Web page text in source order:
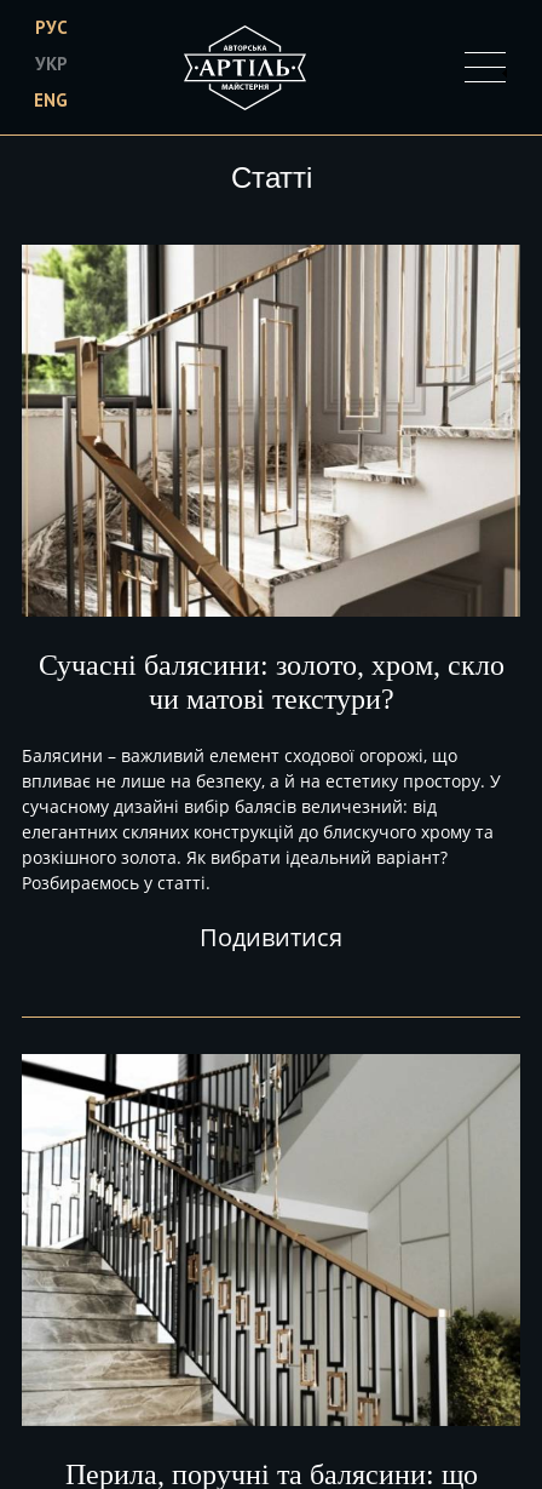
РУС
УКР
ENG
Статті
Сучасні балясини: золото, хром, скло
чи матові текстури?
Балясини – важливий елемент сходової огорожі, що
впливає не лише на безпеку, а й на естетику простору. У
сучасному дизайні вибір балясів величезний: від
елегантних скляних конструкцій до блискучого хрому та
розкішного золота. Як вибрати ідеальний варіант?
Розбираємось у статті.
Подивитися
Перила, поручні та балясини: що
Pages